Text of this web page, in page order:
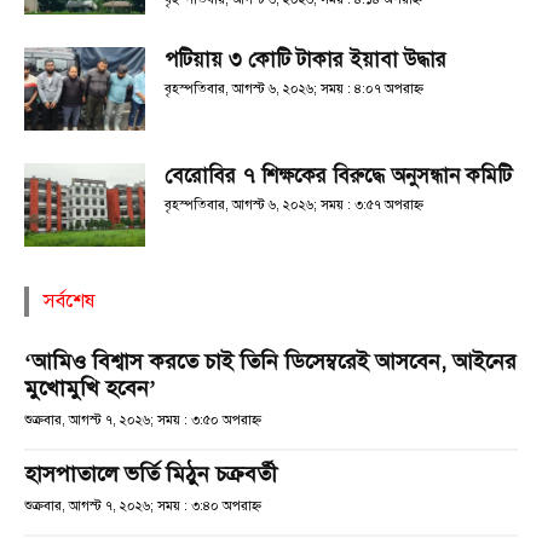
পটিয়ায় ৩ কোটি টাকার ইয়াবা উদ্ধার
বৃহস্পতিবার, আগস্ট ৬, ২০২৬; সময় : ৪:০৭ অপরাহ্ণ
বেরোবির ৭ শিক্ষকের বিরুদ্ধে অনুসন্ধান কমিটি
বৃহস্পতিবার, আগস্ট ৬, ২০২৬; সময় : ৩:৫৭ অপরাহ্ণ
সর্বশেষ
‘আমিও বিশ্বাস করতে চাই তিনি ডিসেম্বরেই আসবেন, আইনের
মুখোমুখি হবেন’
শুক্রবার, আগস্ট ৭, ২০২৬; সময় : ৩:৫০ অপরাহ্ণ
হাসপাতালে ভর্তি মিঠুন চক্রবর্তী
শুক্রবার, আগস্ট ৭, ২০২৬; সময় : ৩:৪০ অপরাহ্ণ